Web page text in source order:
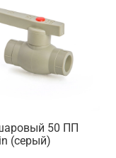
50 ПП
(серый)